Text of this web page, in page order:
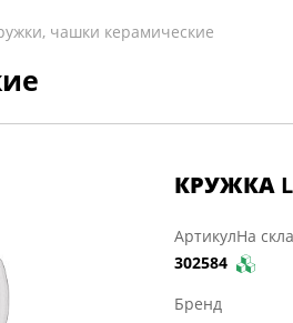
чашки керамические
КРУЖКА
Артикул
302584
На
Бренд